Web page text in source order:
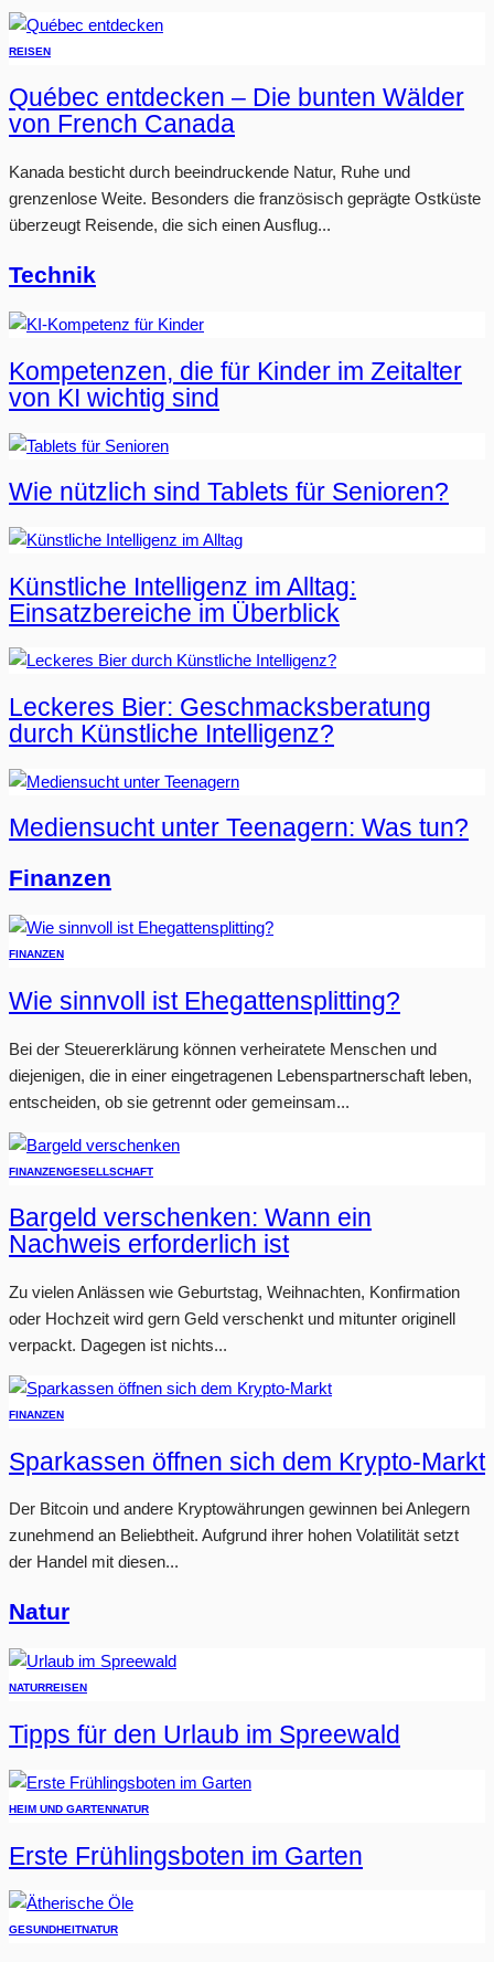
REISEN
Québec entdecken – Die bunten Wälder
von French Canada
Kanada besticht durch beeindruckende Natur, Ruhe und
grenzenlose Weite. Besonders die französisch geprägte Ostküste
überzeugt Reisende, die sich einen Ausflug...
Technik
Kompetenzen, die für Kinder im Zeitalter
von KI wichtig sind
Wie nützlich sind Tablets für Senioren?
Künstliche Intelligenz im Alltag:
Einsatzbereiche im Überblick
Leckeres Bier: Geschmacksberatung
durch Künstliche Intelligenz?
Mediensucht unter Teenagern: Was tun?
Finanzen
FINANZEN
Wie sinnvoll ist Ehegattensplitting?
Bei der Steuererklärung können verheiratete Menschen und
diejenigen, die in einer eingetragenen Lebenspartnerschaft leben,
entscheiden, ob sie getrennt oder gemeinsam...
FINANZENGESELLSCHAFT
Bargeld verschenken: Wann ein
Nachweis erforderlich ist
Zu vielen Anlässen wie Geburtstag, Weihnachten, Konfirmation
oder Hochzeit wird gern Geld verschenkt und mitunter originell
verpackt. Dagegen ist nichts...
FINANZEN
Sparkassen öffnen sich dem Krypto-Markt
Der Bitcoin und andere Kryptowährungen gewinnen bei Anlegern
zunehmend an Beliebtheit. Aufgrund ihrer hohen Volatilität setzt
der Handel mit diesen...
Natur
NATURREISEN
Tipps für den Urlaub im Spreewald
HEIM UND GARTENNATUR
Erste Frühlingsboten im Garten
GESUNDHEITNATUR